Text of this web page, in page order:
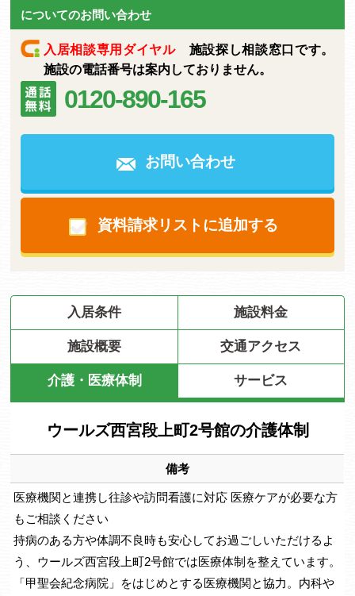
についてのお問い合わせ
入居相談専用ダイヤル施設探し相談窓口です。
施設の電話番号は案内しておりません。
0120-890-165
お問い合わせ
資料請求リストに追加する
入居条件 施設料金
施設概要 交通アクセス
介護・医療体制 サービス
ウールズ西宮段上町2号館の介護体制
備考
医療機関と連携し往診や訪問看護に対応 医療ケアが必要な方
もご相談ください
持病のある方や体調不良時も安心してお過ごしいただけるよ
う、ウールズ西宮段上町2号館では医療体制を整えています。
「甲聖会紀念病院」をはじめとする医療機関と協力。内科や